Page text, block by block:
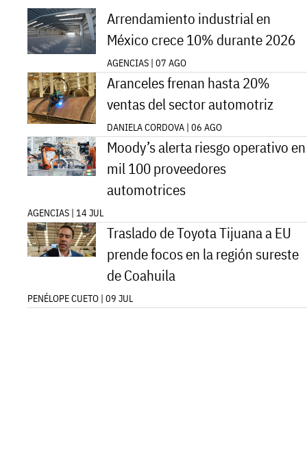
Arrendamiento industrial en
México crece 10% durante 2026
AGENCIAS | 07 AGO
Aranceles frenan hasta 20%
ventas del sector automotriz
DANIELA CORDOVA | 06 AGO
Moody’s alerta riesgo operativo en
mil 100 proveedores
automotrices
AGENCIAS | 14 JUL
Traslado de Toyota Tijuana a EU
prende focos en la región sureste
de Coahuila
PENÉLOPE CUETO | 09 JUL